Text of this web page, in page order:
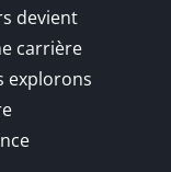
devient
carrière
explorons